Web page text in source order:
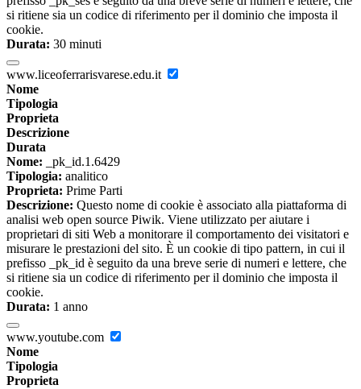
si ritiene sia un codice di riferimento per il dominio che imposta il
cookie.
Durata: 30 minuti
www.liceoferrarisvarese.edu.it
Nome
Tipologia
Proprieta
Descrizione
Durata
Nome: _pk_id.1.6429
Tipologia: analitico
Proprieta: Prime Parti
Descrizione: Questo nome di cookie è associato alla piattaforma di
analisi web open source Piwik. Viene utilizzato per aiutare i
proprietari di siti Web a monitorare il comportamento dei visitatori e
misurare le prestazioni del sito. È un cookie di tipo pattern, in cui il
prefisso _pk_id è seguito da una breve serie di numeri e lettere, che
si ritiene sia un codice di riferimento per il dominio che imposta il
cookie.
Durata: 1 anno
www.youtube.com
Nome
Tipologia
Proprieta